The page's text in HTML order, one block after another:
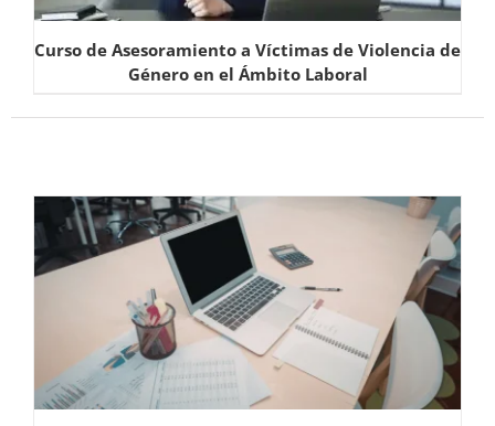
Curso de Asesoramiento a Víctimas de Violencia de
Género en el Ámbito Laboral